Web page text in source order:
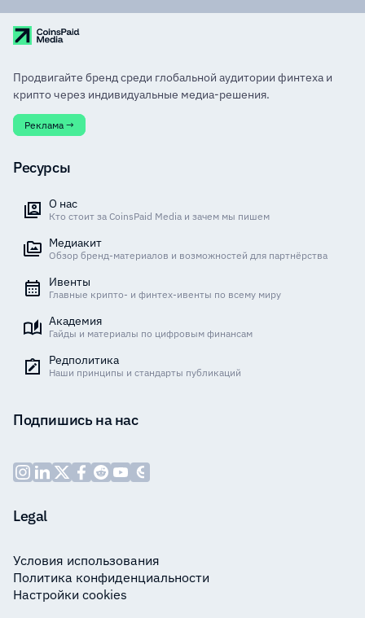
Продвигайте бренд среди глобальной аудитории финтеха и
крипто через индивидуальные медиа-решения.
Реклама →
Ресурсы
О нас
Кто стоит за CoinsPaid Media и зачем мы пишем
Медиакит
Обзор бренд-материалов и возможностей для партнёрства
Ивенты
Главные крипто- и финтех-ивенты по всему миру
Академия
Гайды и материалы по цифровым финансам
Редполитика
Наши принципы и стандарты публикаций
Подпишись на нас
Legal
Условия использования
Политика конфиденциальности
Настройки cookies